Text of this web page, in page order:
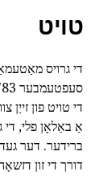
טויט
די טויט פון זייַן
ברידער. דער
דורך די זון